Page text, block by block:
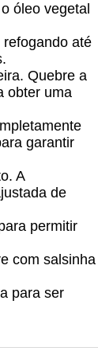
óleo vegetal
até
Quebre a
obter uma
garantir
A
de
permitir
com salsinha
para ser